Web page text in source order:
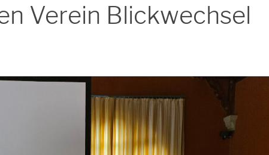
Verein Blickwechsel